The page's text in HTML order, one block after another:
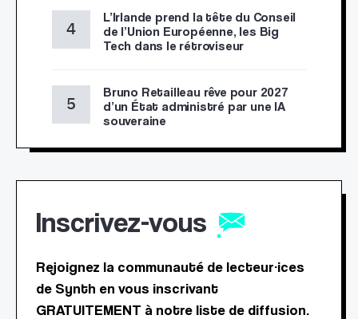
L’Irlande prend la tête du Conseil
de l’Union Européenne, les Big
Tech dans le rétroviseur
Bruno Retailleau rêve pour 2027
d’un État administré par une IA
souveraine
Inscrivez-vous
Rejoignez la communauté de lecteur·ices
de Synth en vous inscrivant
GRATUITEMENT à notre liste de diffusion.